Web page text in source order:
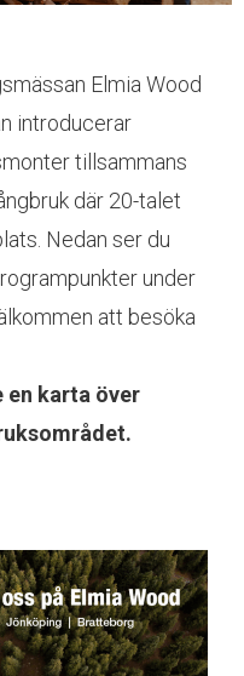
Elmia Wood
introducerar
tillsammans
där 20-talet
Nedan ser du
under
att besöka
karta över